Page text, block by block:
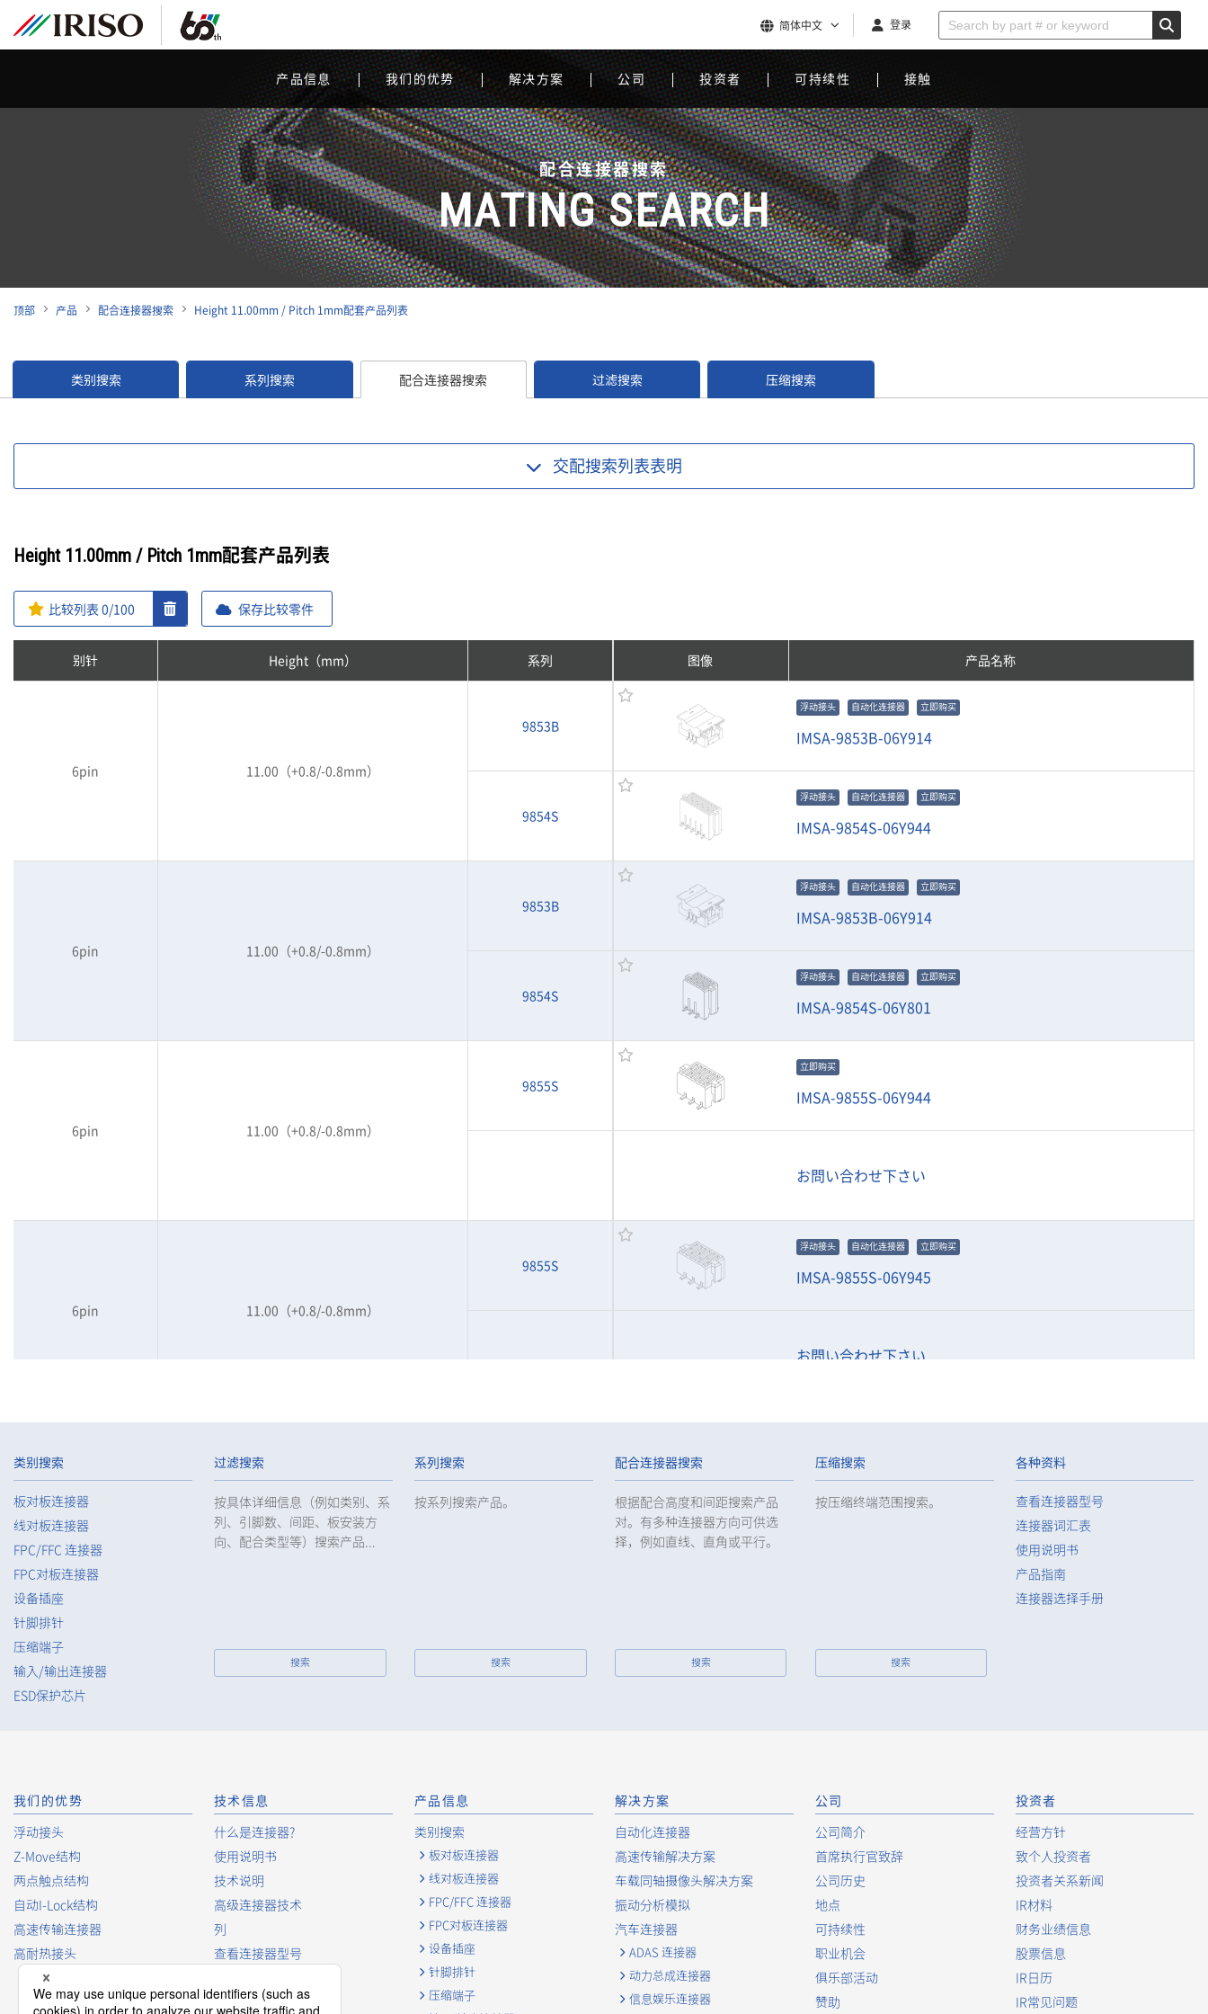
简体中文 登录
产品信息 我们的优势 解决方案 公司 投资者 可持续性 接触
配合连接器搜索
MATING SEARCH
顶部 产品 配合连接器搜索 Height 11.00mm / Pitch 1mm配套产品列表
类别搜索 系列搜索 配合连接器搜索 过滤搜索 压缩搜索
交配搜索列表表明
Height 11.00mm / Pitch 1mm配套产品列表
比较列表 0/100 保存比较零件
别针 Height（mm） 系列 图像 产品名称
6pin 11.00（+0.8/-0.8mm）
9853B
浮动接头 自动化连接器 立即购买
IMSA-9853B-06Y914
9854S
浮动接头 自动化连接器 立即购买
IMSA-9854S-06Y944
6pin 11.00（+0.8/-0.8mm）
9853B
浮动接头 自动化连接器 立即购买
IMSA-9853B-06Y914
9854S
浮动接头 自动化连接器 立即购买
IMSA-9854S-06Y801
6pin 11.00（+0.8/-0.8mm）
9855S
立即购买
IMSA-9855S-06Y944
お問い合わせ下さい
6pin 11.00（+0.8/-0.8mm）
9855S
浮动接头 自动化连接器 立即购买
IMSA-9855S-06Y945
お問い合わせ下さい
IMSA-9853B-08Y914
8pin 11.00（+0.8/-0.8mm）
8pin 11.00（+0.8/-0.8mm）
IMSA-9855B-08Y925
浮动接头 自动化连接器
IMSA-9855S-08Y944
IMSA-9855B-08Y925
类别搜索
板对板连接器
线对板连接器
FPC/FFC 连接器
FPC对板连接器
设备插座
针脚排针
压缩端子
输入/输出连接器
ESD保护芯片
过滤搜索
按具体详细信息（例如类别、系
列、引脚数、间距、板安装方
向、配合类型等）搜索产品...
搜索
系列搜索
按系列搜索产品。
搜索
配合连接器搜索
根据配合高度和间距搜索产品
对。有多种连接器方向可供选
择，例如直线、直角或平行。
搜索
压缩搜索
按压缩终端范围搜索。
搜索
各种资料
查看连接器型号
连接器词汇表
使用说明书
产品指南
连接器选择手册
我们的优势
浮动接头
Z-Move结构
两点触点结构
自动I-Lock结构
高速传输连接器
高耐热接头
技术信息
什么是连接器?
使用说明书
技术说明
高级连接器技术
列
查看连接器型号
产品指南
产品信息
类别搜索
板对板连接器
线对板连接器
FPC/FFC 连接器
FPC对板连接器
设备插座
针脚排针
压缩端子
解决方案
自动化连接器
高速传输解决方案
车载同轴摄像头解决方案
振动分析模拟
汽车连接器
ADAS 连接器
动力总成连接器
信息娱乐连接器
公司
公司简介
首席执行官致辞
公司历史
地点
可持续性
职业机会
俱乐部活动
赞助
投资者
经营方针
致个人投资者
投资者关系新闻
IR材料
财务业绩信息
股票信息
IR日历
IR常见问题